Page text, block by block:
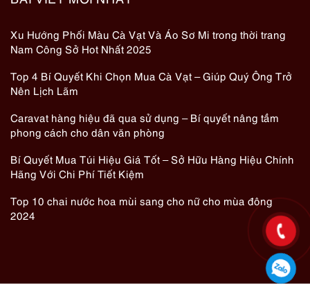
Xu Hướng Phối Màu Cà Vạt Và Áo Sơ Mi trong thời trang
Nam Công Sở Hot Nhất 2025
Top 4 Bí Quyết Khi Chọn Mua Cà Vạt – Giúp Quý Ông Trở
Nên Lịch Lãm
Caravat hàng hiệu đã qua sử dụng – Bí quyết nâng tầm
phong cách cho dân văn phòng
Bí Quyết Mua Túi Hiệu Giá Tốt – Sở Hữu Hàng Hiệu Chính
Hãng Với Chi Phí Tiết Kiệm
Top 10 chai nước hoa mùi sang cho nữ cho mùa đông
2024